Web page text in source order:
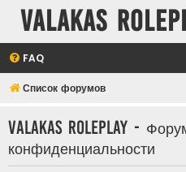
Valakas
FAQ
Список форумов
Valakas Roleplay -
конфиденциальности